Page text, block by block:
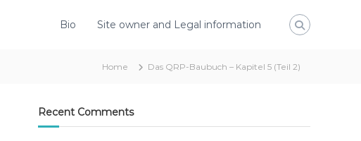
Bio Site owner and Legal information
Home Das QRP-Baubuch – Kapitel 5 (Teil 2)
Recent Comments